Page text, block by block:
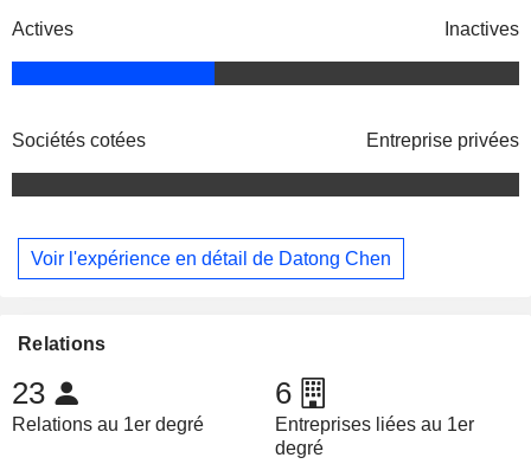
Actives Inactives
Sociétés cotées Entreprise privées
Voir l'expérience en détail de Datong Chen
Relations
23
Relations au 1er degré
6
Entreprises liées au 1er
degré